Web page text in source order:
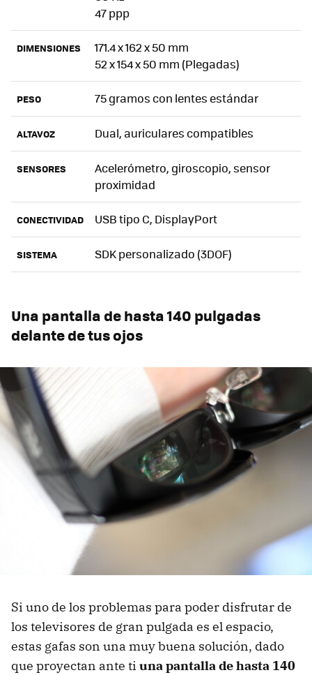
47 ppp
DIMENSIONES
171.4 x 162 x 50 mm
52 x 154 x 50 mm (Plegadas)
PESO 75 gramos con lentes estándar
ALTAVOZ Dual, auriculares compatibles
SENSORES
Acelerómetro, giroscopio, sensor
proximidad
CONECTIVIDAD USB tipo C, DisplayPort
SISTEMA SDK personalizado (3DOF)
Una pantalla de hasta 140 pulgadas
delante de tus ojos
Si uno de los problemas para poder disfrutar de
los televisores de gran pulgada es el espacio,
estas gafas son una muy buena solución, dado
que proyectan ante ti una pantalla de hasta 140